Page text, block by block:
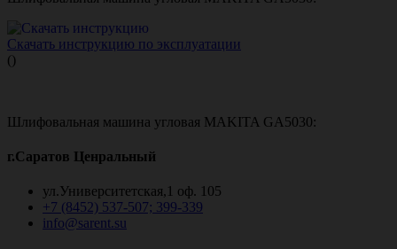
Скачать инструкцию по эксплуатации
()
Шлифовальная машина угловая MAKITA GA5030:
г.Саратов Ценральный
ул.Университетская,1 оф. 105
+7 (8452) 537-507; 399-339
info@sarent.su